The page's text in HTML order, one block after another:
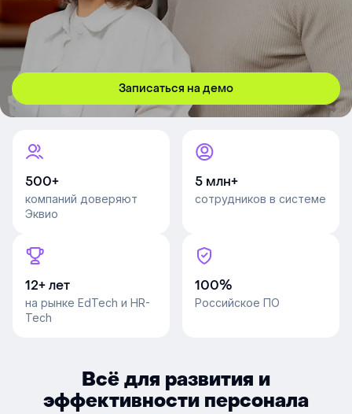
Записаться на демо
500+
компаний доверяют
Эквио
5 млн+
сотрудников в системе
12+ лет
на рынке EdTech и HR-
Tech
100%
Российское ПО
Всё для развития и
эффективности персонала